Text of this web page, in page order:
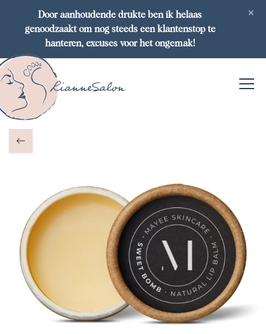
×
Door aanhoudende drukte ben ik helaas
genoodzaakt om nog steeds een klantenstop te
hanteren, excuses voor het ongemak!